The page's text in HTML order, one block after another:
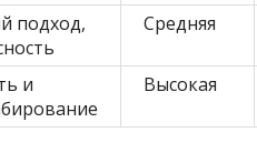
подход,
Средняя
и
Высокая